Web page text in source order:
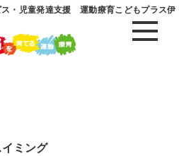
・児童発達支援 運動療育こどもプラス伊
イミング